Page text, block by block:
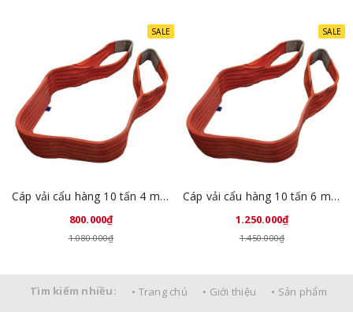
SALE
Cáp vải cẩu hàng 10 tấn 4 mét Trung Quốc
800.000₫
1.080.000₫
SALE
Cáp vải cẩu hàng 10 tấn 6 mét Trung Quốc
1.250.000₫
1.450.000₫
Tìm kiếm nhiều: • Trang chủ • Giới thiệu • Sản phẩm